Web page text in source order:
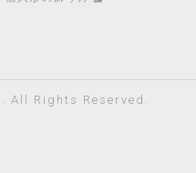
. All Rights Reserved.